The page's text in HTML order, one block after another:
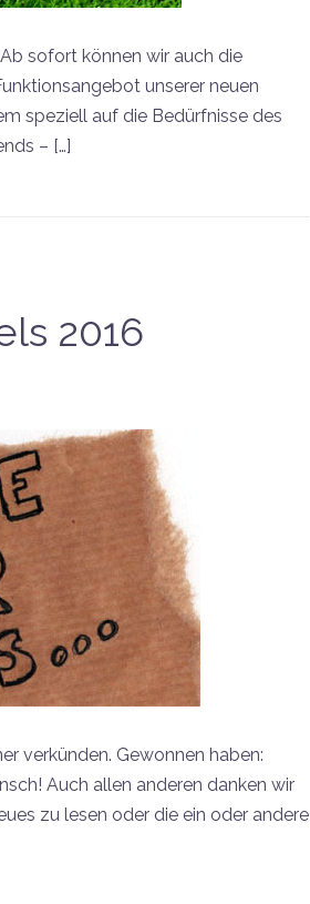
sofort können wir auch die
unserer neuen
speziell auf die Bedürfnisse des
– […]
2016
verkünden. Gewonnen haben:
Auch allen anderen danken wir
zu lesen oder die ein oder andere